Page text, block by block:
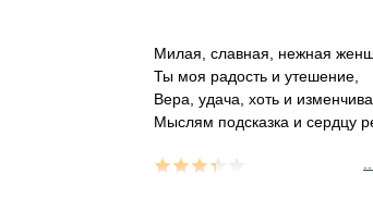
Милая, славная, нежная
Ты моя радость и утешение,
Вера, удача, хоть и изменчива,
Мыслям подсказка и сердцу